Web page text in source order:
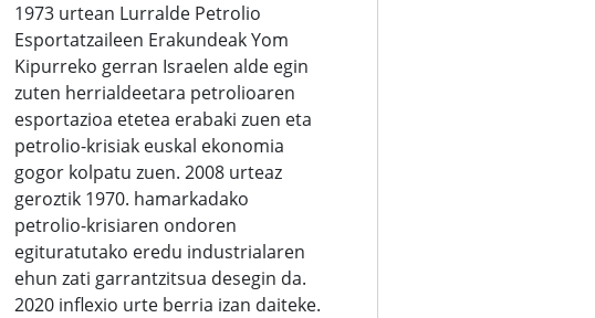
1973 urtean Lurralde Petrolio
Esportatzaileen Erakundeak Yom
Kipurreko gerran Israelen alde egin
zuten herrialdeetara petrolioaren
esportazioa etetea erabaki zuen eta
petrolio-krisiak euskal ekonomia
gogor kolpatu zuen. 2008 urteaz
geroztik 1970. hamarkadako
petrolio-krisiaren ondoren
egituratutako eredu industrialaren
ehun zati garrantzitsua desegin da.
2020 inflexio urte berria izan daiteke.